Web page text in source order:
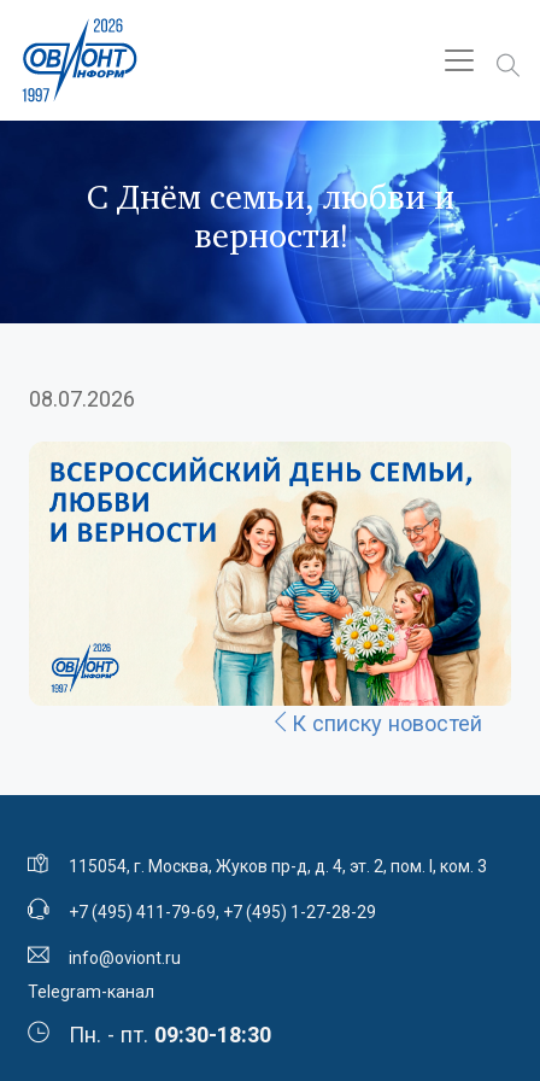
С Днём семьи, любви и
верности!
08.07.2026
К списку новостей
115054, г. Москва, Жуков пр-д, д. 4, эт. 2, пом. I, ком. 3
+7 (495) 411-79-69, +7 (495) 1-27-28-29
info@oviont.ru
Telegram-канал
Пн. - пт. 09:30-18:30